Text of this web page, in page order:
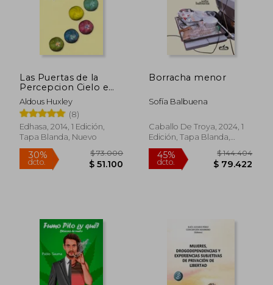
Las Puertas de la
Percepcion Cielo e
Infierno
Aldous Huxley
(8)
Edhasa, 2014, 1 Edición,
Tapa Blanda, Nuevo
Borracha menor
Sofía Balbuena
Caballo De Troya, 2024, 1
Edición, Tapa Blanda,
Nuevo
45%
dcto.